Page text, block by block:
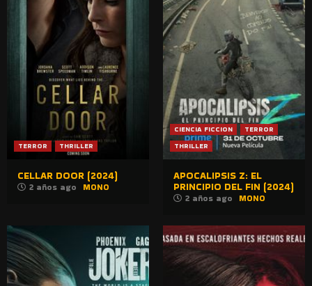
TERROR THRILLER
CELLAR DOOR (2024)
2 años ago MONO
CIENCIA FICCION
TERROR
THRILLER
APOCALIPSIS Z: EL
PRINCIPIO DEL FIN (2024)
2 años ago MONO